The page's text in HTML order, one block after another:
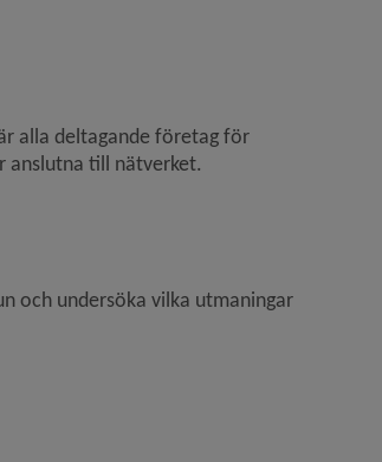
alla deltagande företag för
anslutna till nätverket.
och undersöka vilka utmaningar